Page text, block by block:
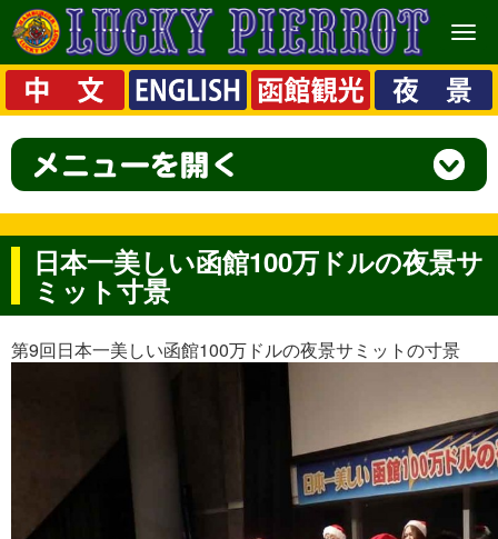
メ
ニ
ュ
ー
日本一美しい函館100万ドルの夜景サ
ミット寸景
第9回日本一美しい函館100万ドルの夜景サミットの寸景